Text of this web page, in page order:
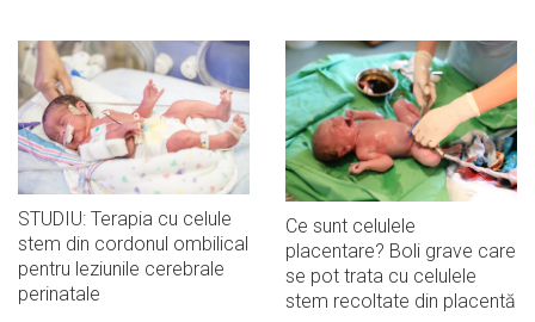
STUDIU: Terapia cu celule
stem din cordonul ombilical
pentru leziunile cerebrale
perinatale
Ce sunt celulele
placentare? Boli grave care
se pot trata cu celulele
stem recoltate din placentă